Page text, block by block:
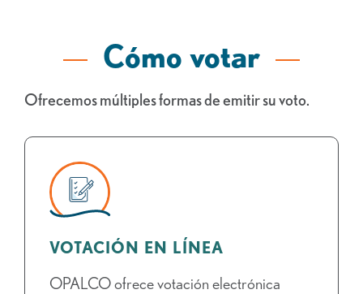
Cómo votar
Ofrecemos múltiples formas de emitir su voto.
VOTACIÓN EN LÍNEA
OPALCO ofrece votación electrónica